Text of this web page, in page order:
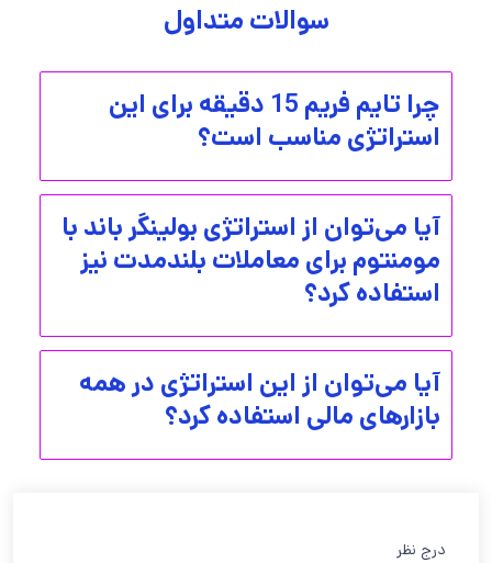
سوالات متداول
چرا تایم فریم 15 دقیقه برای این
استراتژی مناسب است؟
آیا می‌توان از استراتژی بولینگر باند با
مومنتوم برای معاملات بلندمدت نیز
استفاده کرد؟
آیا می‌توان از این استراتژی در همه
بازارهای مالی استفاده کرد؟
درج نظر